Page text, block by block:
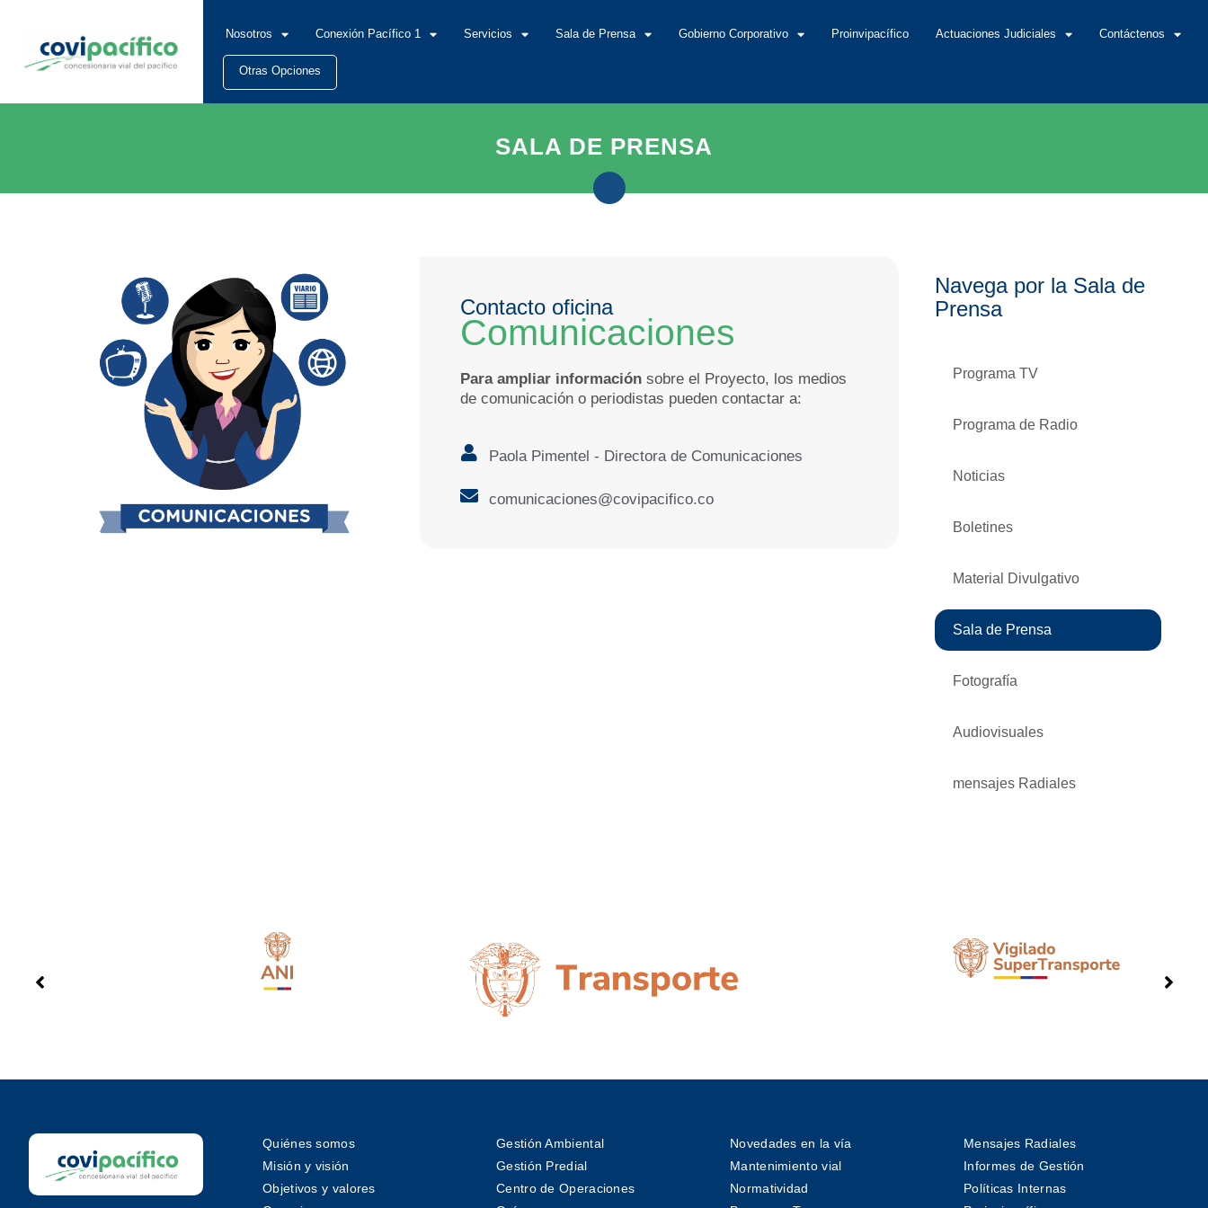
Nosotros Conexión Pacífico 1 Servicios Sala de Prensa Gobierno Corporativo Proinvipacífico Actuaciones Judiciales Contáctenos
Otras Opciones
SALA DE PRENSA
Contacto oficina
Comunicaciones
Para ampliar información sobre el Proyecto, los medios
de comunicación o periodistas pueden contactar a:
Paola Pimentel - Directora de Comunicaciones
comunicaciones@covipacifico.co
Navega por la Sala de
Prensa
Programa TV
Programa de Radio
Noticias
Boletines
Material Divulgativo
Sala de Prensa
Fotografía
Audiovisuales
mensajes Radiales
Quiénes somos
Misión y visión
Objetivos y valores
Gestión Ambiental
Gestión Predial
Centro de Operaciones
Novedades en la vía
Mantenimiento vial
Normatividad
Mensajes Radiales
Informes de Gestión
Políticas Internas